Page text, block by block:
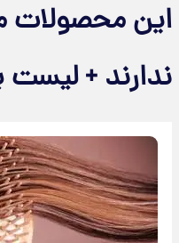
این محصولات
ندارند + لیست